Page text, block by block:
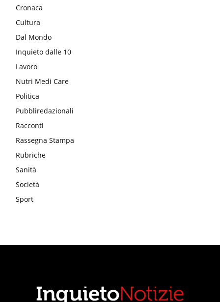
Cronaca
Cultura
Dal Mondo
Inquieto dalle 10
Lavoro
Nutri Medi Care
Politica
Pubbliredazionali
Racconti
Rassegna Stampa
Rubriche
Sanità
Società
Sport